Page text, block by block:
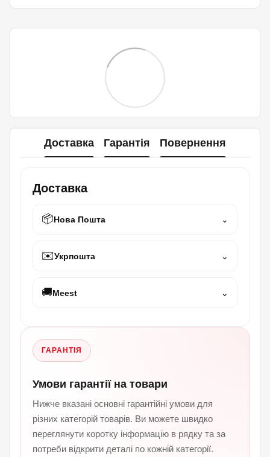
Доставка Гарантія Повернення
Доставка
📦Нова Пошта ⌄
✉️Укрпошта ⌄
🚚Meest ⌄
ГАРАНТІЯ
Умови гарантії на товари
Нижче вказані основні гарантійні умови для
різних категорій товарів. Ви можете швидко
переглянути коротку інформацію в рядку та за
потреби відкрити деталі по кожній категорії.